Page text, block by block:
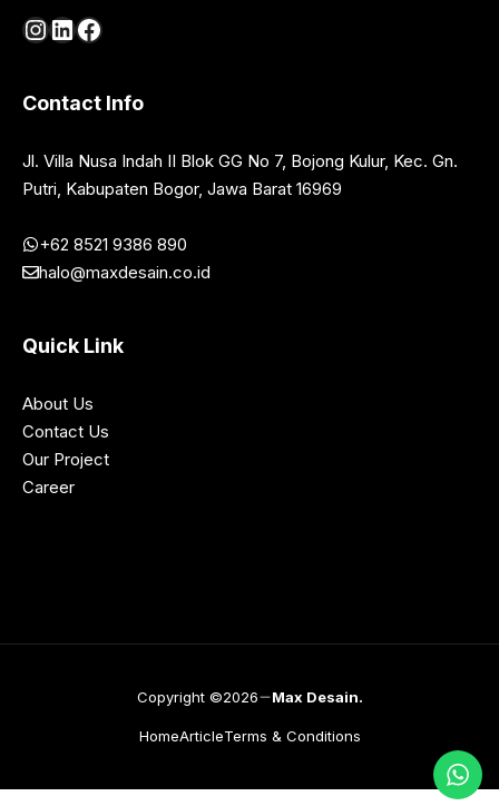
Instagram
LinkedIn
Facebook
Contact Info
Jl. Villa Nusa Indah II Blok GG No 7, Bojong Kulur, Kec. Gn.
Putri, Kabupaten Bogor, Jawa Barat 16969
+62 8521 9386 890
halo@maxdesain.co.id
Quick Link
About Us
Contact Us
Our Project
Career
Copyright ©2026 Max Desain.
HomeArticleTerms & Conditions